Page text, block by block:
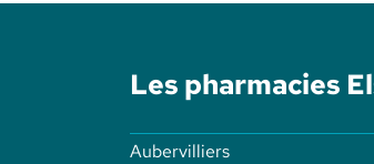
Les pharmacies
Aubervilliers